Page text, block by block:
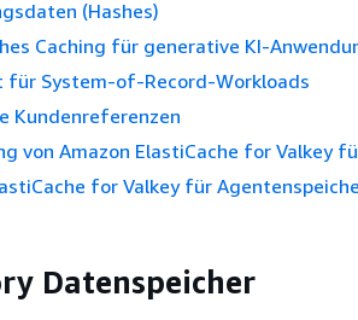
(Hashes)
Caching für generative KI-
für System-of-Record-Workloads
Kundenreferenzen
von Amazon ElastiCache for Valkey
for Valkey für
Datenspeicher